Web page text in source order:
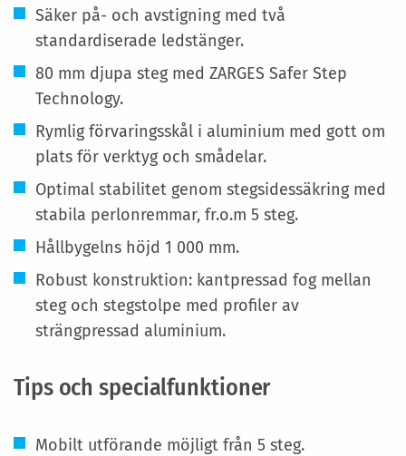
Säker på- och avstigning med två
standardiserade ledstänger.
80 mm djupa steg med ZARGES Safer Step
Technology.
Rymlig förvaringsskål i aluminium med gott om
plats för verktyg och smådelar.
Optimal stabilitet genom stegsidessäkring med
stabila perlonremmar, fr.o.m 5 steg.
Hållbygelns höjd 1 000 mm.
Robust konstruktion: kantpressad fog mellan
steg och stegstolpe med profiler av
strängpressad aluminium.
Tips och specialfunktioner
Mobilt utförande möjligt från 5 steg.